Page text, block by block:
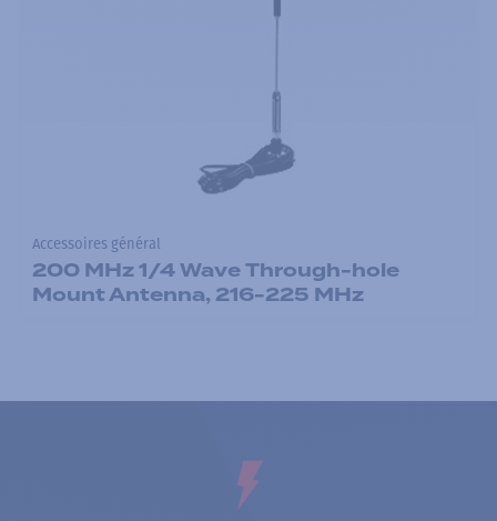
Accessoires général
200 MHz 1/4 Wave Through-hole
Mount Antenna, 216-225 MHz